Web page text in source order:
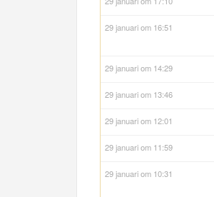
29 januari om 16:51
29 januari om 14:29
29 januari om 13:46
29 januari om 12:01
29 januari om 11:59
29 januari om 10:31